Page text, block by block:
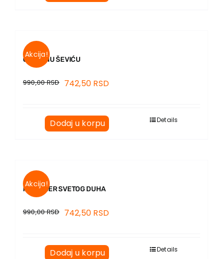
Akcija!
O MILANU ŠEVIĆU
990,00RSD 742,50 RSD
Dodaj u korpu Details
Akcija!
KAVALJER SVETOG DUHA
990,00RSD 742,50 RSD
Dodaj u korpu Details